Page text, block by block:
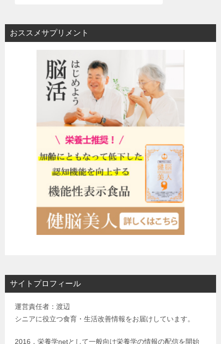
おススメサプリメント
サイトプロフィール
運営責任者：渡辺
シニアに役立つ食育・生活改善情報をお届けしています。
2016．栄養学netとして一般向け栄養学の情報の配信を開始